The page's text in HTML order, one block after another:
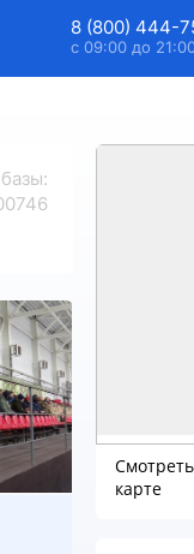
8 (800) 444-
с 09:00 до
Ответим на ваши
8 (800) 444-75-
WhatsApp
info@super.camp
Консультации и
:
карте